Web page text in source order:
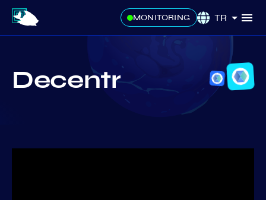
MONITORING TR
Decentr